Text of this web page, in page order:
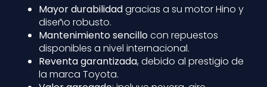
Mayor durabilidadgracias a su motor Hino y
diseño robusto.
Mantenimiento sencillocon repuestos
disponibles a nivel internacional.
Reventa garantizada, debido al prestigio de
la marca Toyota.